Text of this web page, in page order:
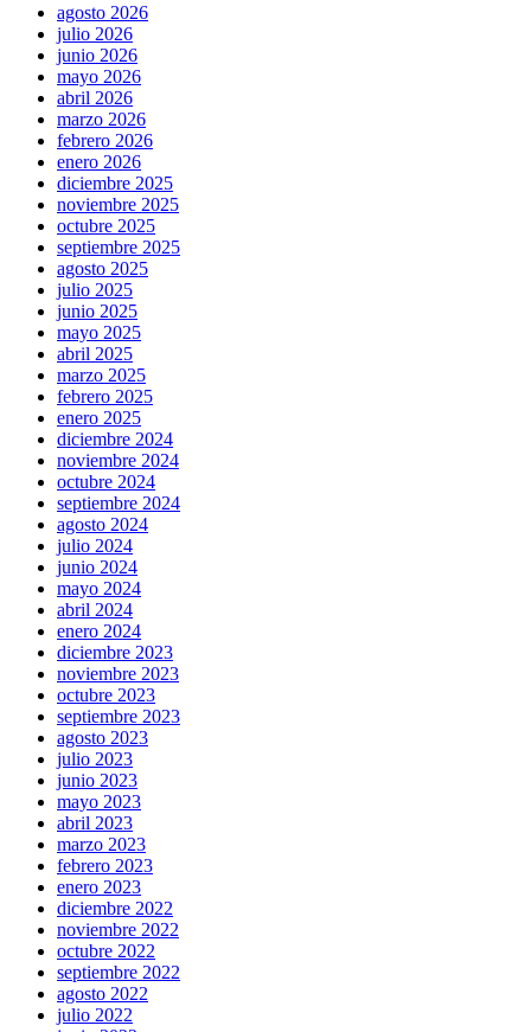
agosto 2026
julio 2026
junio 2026
mayo 2026
abril 2026
marzo 2026
febrero 2026
enero 2026
diciembre 2025
noviembre 2025
octubre 2025
septiembre 2025
agosto 2025
julio 2025
junio 2025
mayo 2025
abril 2025
marzo 2025
febrero 2025
enero 2025
diciembre 2024
noviembre 2024
octubre 2024
septiembre 2024
agosto 2024
julio 2024
junio 2024
mayo 2024
abril 2024
enero 2024
diciembre 2023
noviembre 2023
octubre 2023
septiembre 2023
agosto 2023
julio 2023
junio 2023
mayo 2023
abril 2023
marzo 2023
febrero 2023
enero 2023
diciembre 2022
noviembre 2022
octubre 2022
septiembre 2022
agosto 2022
julio 2022